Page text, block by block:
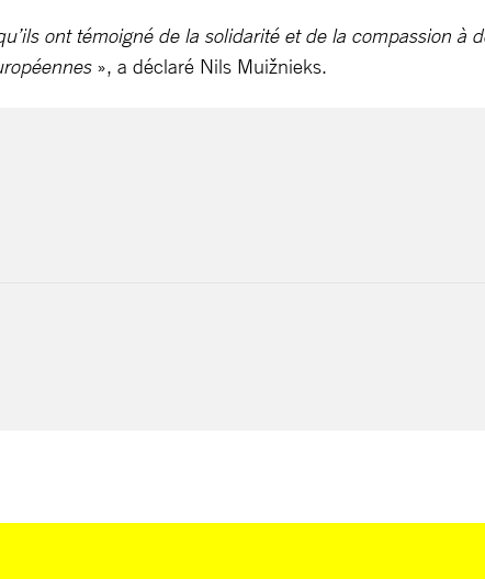
ont témoigné de la solidarité et de la compassion à
», a déclaré Nils Muižnieks.